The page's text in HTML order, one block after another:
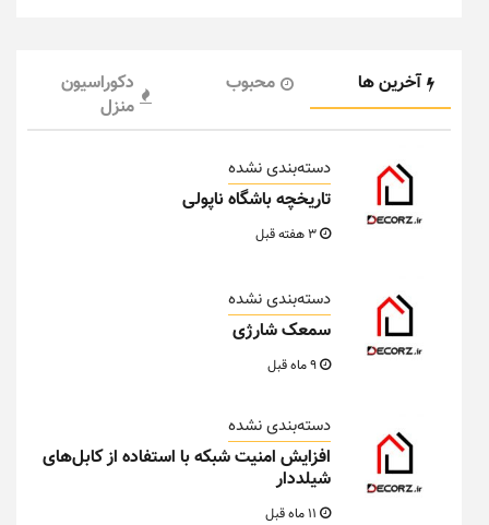
آخرین ها محبوب
دکوراسیون
منزل
دسته‌بندی نشده
تاریخچه باشگاه ناپولی
دسته‌بندی نشده
سمعک شارژی
دسته‌بندی نشده
افزایش امنیت شبکه با استفاده از کابل‌های
شیلددار